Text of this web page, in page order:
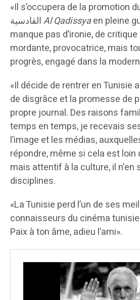
«Il s’occupera de la promotion
Al Qadissyaen pleine
manque pas d’ironie, de
mordante, provocatrice, mais
progrès, engagé dans la
«Il décide de rentrer en Tunisie
de disgrâce et la promesse de
propre journal. Des raisons
temps en temps, je recevais
l’image et les médias,
répondre, même si cela est loin
mais attentif à la culture, il n’en
disciplines.
«La Tunisie perd l’un de ses
connaisseurs du cinéma
Paix à ton âme, adieu l’ami».